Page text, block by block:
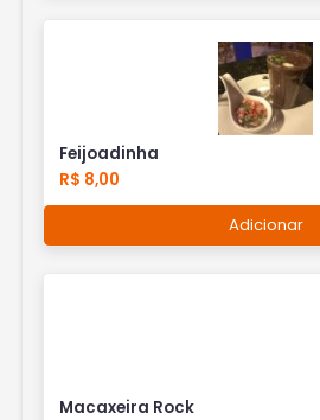
Feijoadinha
R$ 8,00
Adicionar
Macaxeira Rock